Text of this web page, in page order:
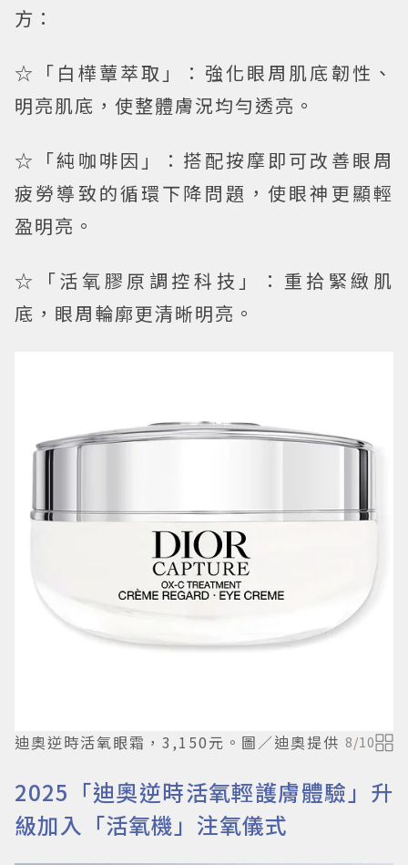
方：
☆「白樺蕈萃取」：強化眼周肌底韌性、
明亮肌底，使整體膚況均勻透亮。
☆「純咖啡因」：搭配按摩即可改善眼周
疲勞導致的循環下降問題，使眼神更顯輕
盈明亮。
☆「活氧膠原調控科技」：重拾緊緻肌
底，眼周輪廓更清晰明亮。
迪奧逆時活氧眼霜，3,150元。圖／迪奧提供 8/10
2025「迪奧逆時活氧輕護膚體驗」升
級加入「活氧機」注氧儀式